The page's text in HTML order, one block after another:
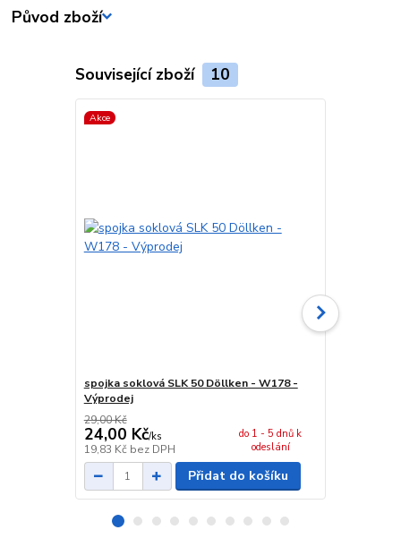
Původ zboží
Související zboží 10
Akce
spojka soklová SLK 50 Döllken - W178 -
Výprodej
29,00 Kč
24,00 Kč/ks
19,83 Kč bez DPH
do 1 - 5 dnů k
odeslání
Přidat do košíku